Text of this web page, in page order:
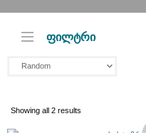
ფილტრი
Showing all 2 results